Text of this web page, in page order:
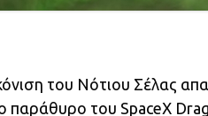
του Νότιου Σέλας
παράθυρο του SpaceX